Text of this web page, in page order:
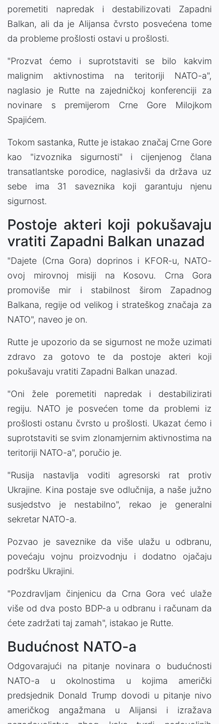
poremetiti napredak i destabilizovati Zapadni
Balkan, ali da je Alijansa čvrsto posvećena tome
da probleme prošlosti ostavi u prošlosti.
"Prozvat ćemo i suprotstaviti se bilo kakvim
malignim aktivnostima na teritoriji NATO-a",
naglasio je Rutte na zajedničkoj konferenciji za
novinare s premijerom Crne Gore Milojkom
Spajićem.
Tokom sastanka, Rutte je istakao značaj Crne Gore
kao "izvoznika sigurnosti" i cijenjenog člana
transatlantske porodice, naglasivši da država uz
sebe ima 31 saveznika koji garantuju njenu
sigurnost.
Postoje akteri koji pokušavaju
vratiti Zapadni Balkan unazad
"Dajete (Crna Gora) doprinos i KFOR-u, NATO-
ovoj mirovnoj misiji na Kosovu. Crna Gora
promoviše mir i stabilnost širom Zapadnog
Balkana, regije od velikog i strateškog značaja za
NATO", naveo je on.
Rutte je upozorio da se sigurnost ne može uzimati
zdravo za gotovo te da postoje akteri koji
pokušavaju vratiti Zapadni Balkan unazad.
"Oni žele poremetiti napredak i destabilizirati
regiju. NATO je posvećen tome da problemi iz
prošlosti ostanu čvrsto u prošlosti. Ukazat ćemo i
suprotstaviti se svim zlonamjernim aktivnostima na
teritoriji NATO-a", poručio je.
"Rusija nastavlja voditi agresorski rat protiv
Ukrajine. Kina postaje sve odlučnija, a naše južno
susjedstvo je nestabilno", rekao je generalni
sekretar NATO-a.
Pozvao je saveznike da više ulažu u odbranu,
povećaju vojnu proizvodnju i dodatno ojačaju
podršku Ukrajini.
"Pozdravljam činjenicu da Crna Gora već ulaže
više od dva posto BDP-a u odbranu i računam da
ćete zadržati taj zamah", istakao je Rutte.
Budućnost NATO-a
Odgovarajući na pitanje novinara o budućnosti
NATO-a u okolnostima u kojima američki
predsjednik Donald Trump dovodi u pitanje nivo
američkog angažmana u Alijansi i izražava